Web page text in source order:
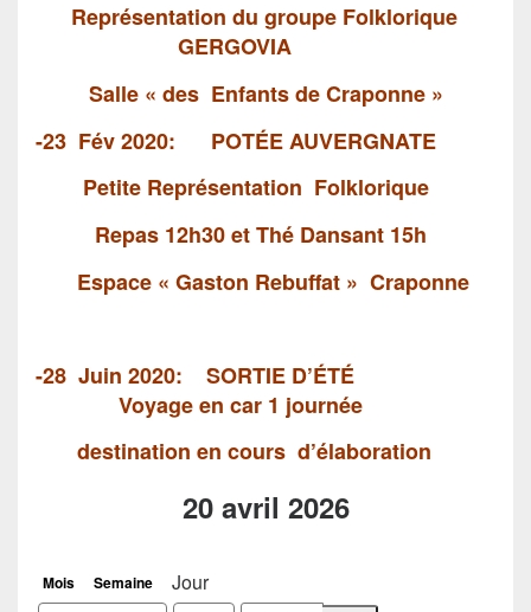
Représentation du groupe Folklorique
GERGOVIA
Salle « des Enfantsde Craponne »
-23 Fév 2020: POTÉE AUVERGNATE
Petite Représentation Folklorique
Repas 12h30 et Thé Dansant 15h
Espace « Gaston Rebuffat » Craponne
-28 Juin 2020: SORTIE D’ÉTÉ
Voyage en car 1 journée
destination en cours d’élaboration
20 avril 2026
Mois Semaine
Jour